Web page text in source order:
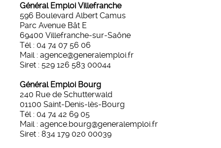
Général Emploi Villefranche
596 Boulevard Albert Camus
Parc Avenue Bât E
69400 Villefranche-sur-Saône
Tél : 04 74 07 56 06
Mail : agence@generalemploi.fr
Siret : 529 126 583 00044
Général Emploi Bourg
240 Rue de Schutterwald
01100 Saint-Denis-lès-Bourg
Tél : 04 74 42 69 05
Mail : agence.bourg@generalemploi.fr
Siret : 834 179 020 00039